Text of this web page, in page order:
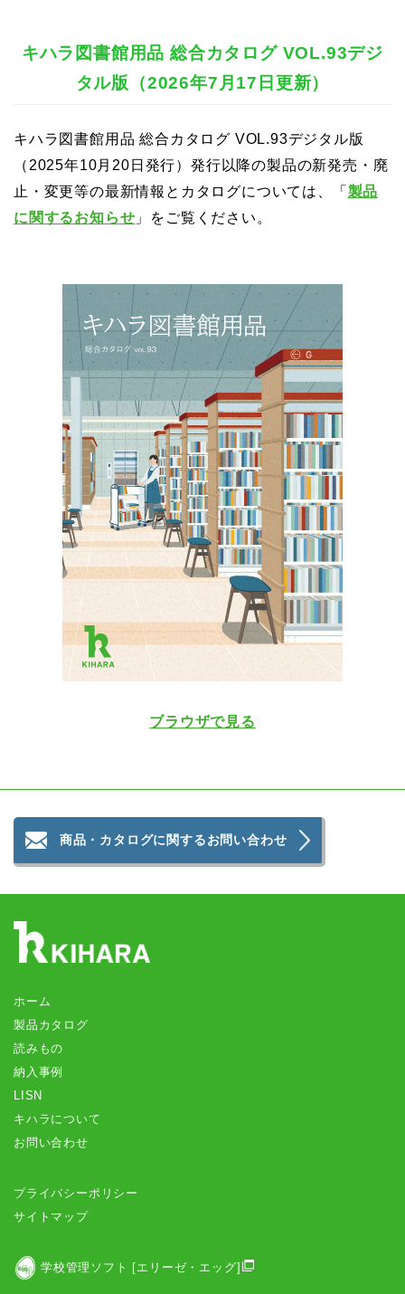
キハラ図書館用品 総合カタログ VOL.93デジ
タル版（2026年7月17日更新）
キハラ図書館用品 総合カタログ VOL.93デジタル版
（2025年10月20日発行）発行以降の製品の新発売・廃
止・変更等の最新情報とカタログについては、「 製品
に関するお知らせ 」をご覧ください。
ブラウザで見る
商品・カタログに関するお問い合わせ
ホーム
製品カタログ
読みもの
納入事例
LISN
キハラについて
お問い合わせ
プライバシーポリシー
サイトマップ
学校管理ソフト [エリーゼ・エッグ]